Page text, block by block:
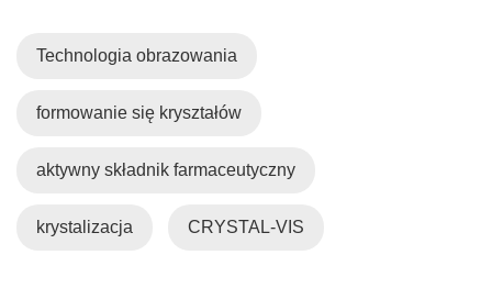
Technologia obrazowania
formowanie się kryształów
aktywny składnik farmaceutyczny
krystalizacja CRYSTAL-VIS